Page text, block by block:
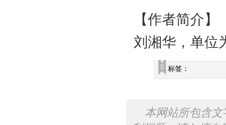
【作者简介】
刘湘华，单位
标签：
本网站所包含